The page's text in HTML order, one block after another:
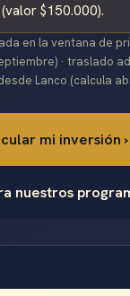
(valor $150.000).
en la ventana de
· traslado
Lanco (calcula
mi inversión ›
nuestros